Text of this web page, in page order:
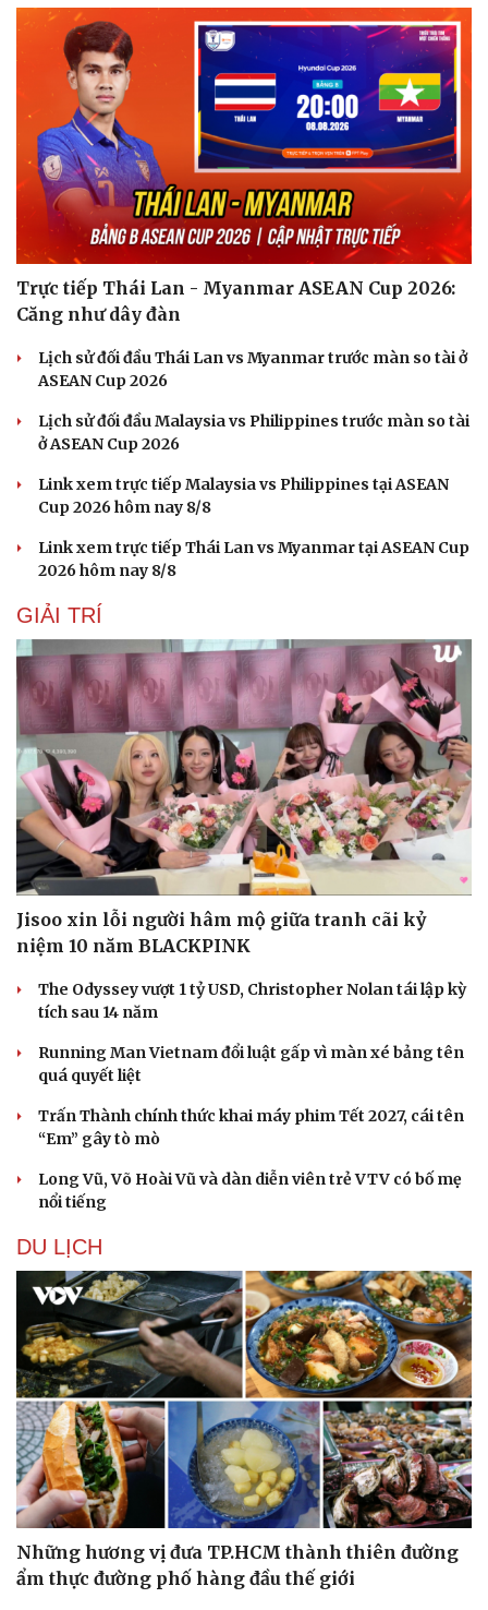
Thể thao
Bóng đá
Lịch thi đấu bóng đá
Thế giới thể thao
eSports
Hậu trường
Ô tô - Xe máy
Xe máy
Tư vấn
Doanh nghiệp
Thông tin doanh nghiệp
Doanh nhân
Vì cộng đồng
Công nghệ
Chuyển đổi số
Trực tiếp Thái Lan - Myanmar ASEAN Cup 2026:
Căng như dây đàn
Lịch sử đối đầu Thái Lan vs Myanmar trước màn so tài ở
ASEAN Cup 2026
Lịch sử đối đầu Malaysia vs Philippines trước màn so tài
ở ASEAN Cup 2026
Link xem trực tiếp Malaysia vs Philippines tại ASEAN
Cup 2026 hôm nay 8/8
Link xem trực tiếp Thái Lan vs Myanmar tại ASEAN Cup
2026 hôm nay 8/8
GIẢI TRÍ
Jisoo xin lỗi người hâm mộ giữa tranh cãi kỷ
niệm 10 năm BLACKPINK
The Odyssey vượt 1 tỷ USD, Christopher Nolan tái lập kỳ
tích sau 14 năm
Running Man Vietnam đổi luật gấp vì màn xé bảng tên
quá quyết liệt
Trấn Thành chính thức khai máy phim Tết 2027, cái tên
“Em” gây tò mò
Long Vũ, Võ Hoài Vũ và dàn diễn viên trẻ VTV có bố mẹ
nổi tiếng
DU LỊCH
Những hương vị đưa TP.HCM thành thiên đường
ẩm thực đường phố hàng đầu thế giới